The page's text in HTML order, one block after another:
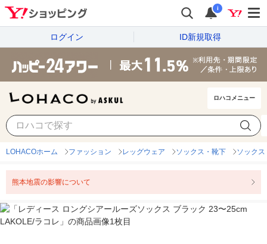
i
ログイン ID新規取得
ロハコメニュー
LOHACOホーム ファッション レッグウェア ソックス・靴下 ソック
熊本地震の影響について